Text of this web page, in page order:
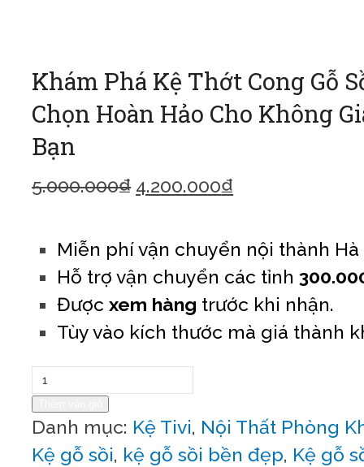
Khám Phá Kệ Thớt Cong Gỗ
Chọn Hoàn Hảo Cho Không
Bạn
5.000.000₫ 4.200.000₫
Miễn phí vận chuyển nội thành Hà
Hỗ trợ vận chuyển các tỉnh
Được xem hàng trước khi nhận.
Tùy vào kích thước mà giá thành
Số
lượng
Danh mục: Kệ Tivi, Nội Thất Phòng
Kệ gỗ sồi, kệ gỗ sồi bền đẹp, Kệ gỗ